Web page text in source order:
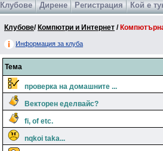
Games
Клубове Дирене Регистрация Кой е
Клубове/ Компютри и Интернет /
Информация за клуба
Тема
проверка на домашните ...
Векторен еделвайс?
fi, of etc.
nqkoi taka...